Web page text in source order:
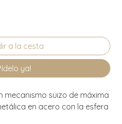
ya!
mecanismo suizo de máxima
en acero con la esfera